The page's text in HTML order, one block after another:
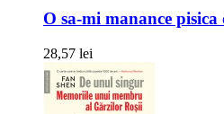
O sa-mi manance pisica
28,57 lei